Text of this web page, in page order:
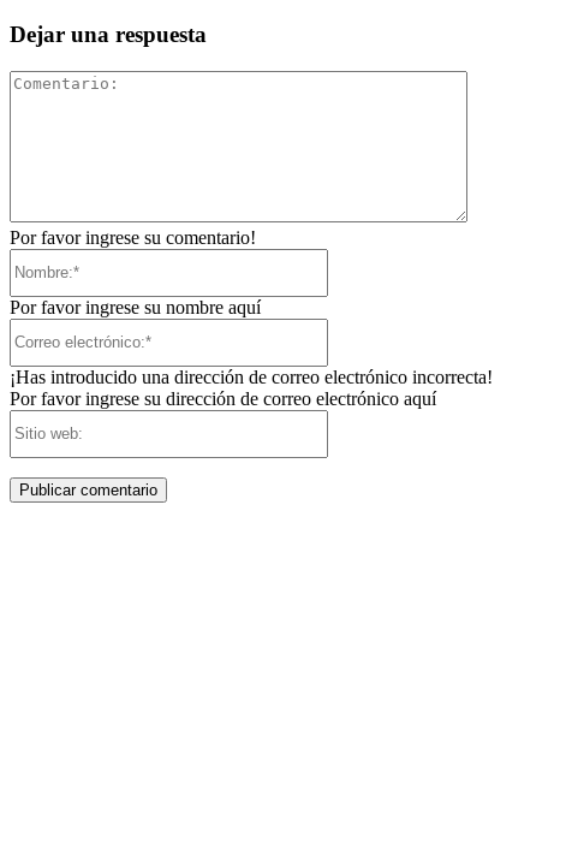
Dejar una respuesta
Por favor ingrese su comentario!
Por favor ingrese su nombre aquí
¡Has introducido una dirección de correo electrónico incorrecta!
Por favor ingrese su dirección de correo electrónico aquí